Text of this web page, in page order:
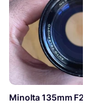
Minolta 135mm